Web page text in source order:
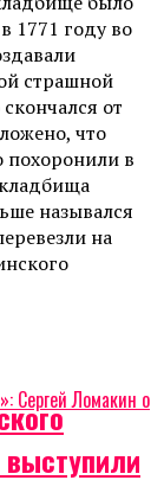
1771 году во
страшной
от
что
похоронили в
назывался
на
Сергей Ломакин о
выступили